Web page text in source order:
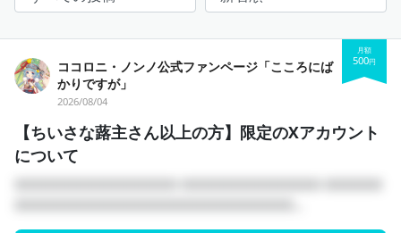
ココロニ・ノンノ公式ファンページ「こころにば
かりですが」
2026/08/04
月額
500円
【ちいさな蕗主さん以上の方】限定のXアカウント
について